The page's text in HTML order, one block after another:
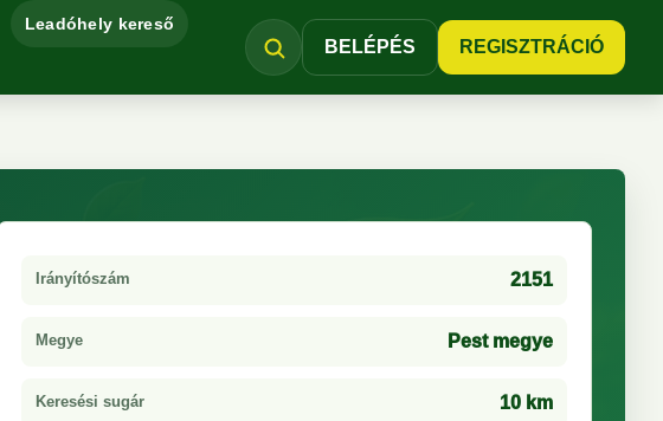
Leadóhely kereső
BELÉPÉS REGISZTRÁCIÓ
Irányítószám 2151
Megye Pest megye
Keresési sugár 10 km